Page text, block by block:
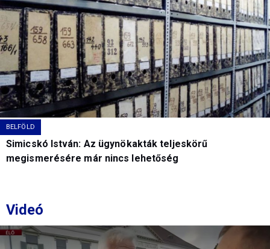
BELFÖLD
Simicskó István: Az ügynökakták teljeskörű
megismerésére már nincs lehetőség
Videó